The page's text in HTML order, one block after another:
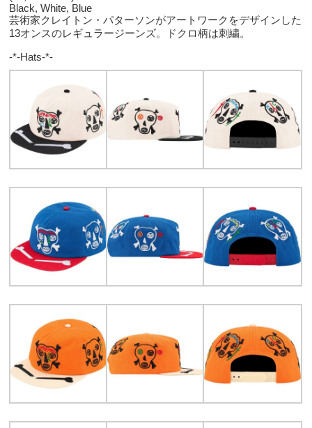
Black, White, Blue
芸術家クレイトン・パターソンがアートワークをデザインした
13オンスのレギュラージーンズ。ドクロ柄は刺繍。
-*-Hats-*-